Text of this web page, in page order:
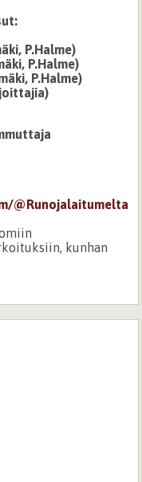
P.Halme)
P.Halme)
P.Halme)
@Runojalaitumelta
kunhan